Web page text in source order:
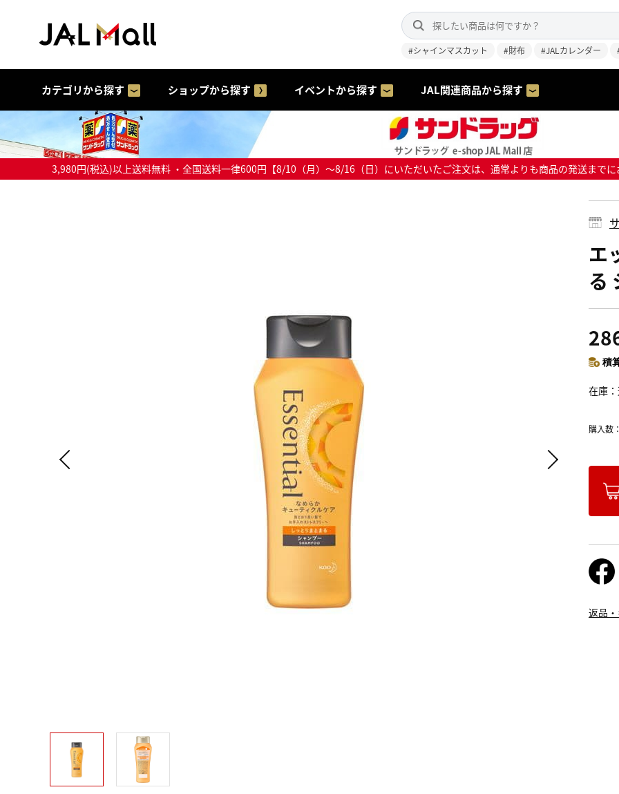
#シャインマスカット #財布 #JALカレンダー
カテゴリから探す ショップから探す イベントから探す JAL関連商品から探す
3,980円(税込)以上送料無料 ・全国送料一律600円【8/10（月）～8/16（日）にいただいたご注文は、通常よりも商品の発送まで
エ
る
積
在庫
購入数
返品